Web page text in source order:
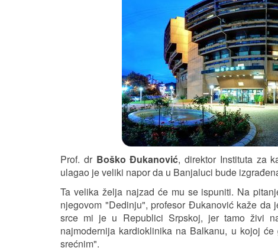
Prof. dr Boško Đukanović, direktor Instituta za
ulagao je veliki napor da u Banjaluci bude
Ta velika želja najzad će mu se ispuniti. Na
njegovom "Dedinju", profesor Đukanović kaže
srce mi je u Republici Srpskoj, jer tamo živi
najmodernija kardioklinika na Balkanu, u kojoj
srećnim".